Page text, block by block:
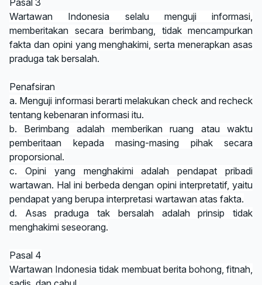
Pasal 3
Wartawan Indonesia selalu menguji informasi,
memberitakan secara berimbang, tidak mencampurkan
fakta dan opini yang menghakimi, serta menerapkan asas
praduga tak bersalah.
Penafsiran
a. Menguji informasi berarti melakukan check and recheck
tentang kebenaran informasi itu.
b. Berimbang adalah memberikan ruang atau waktu
pemberitaan kepada masing-masing pihak secara
proporsional.
c. Opini yang menghakimi adalah pendapat pribadi
wartawan. Hal ini berbeda dengan opini interpretatif, yaitu
pendapat yang berupa interpretasi wartawan atas fakta.
d. Asas praduga tak bersalah adalah prinsip tidak
menghakimi seseorang.
Pasal 4
Wartawan Indonesia tidak membuat berita bohong, fitnah,